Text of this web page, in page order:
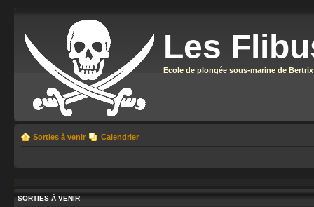
Les
Ecole de plongée sous-marine de Bertrix
Sorties à venir Calendrier
SORTIES À VENIR